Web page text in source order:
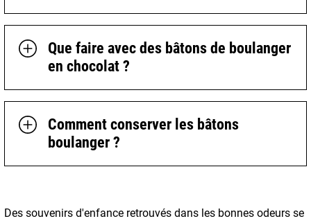
Que faire avec des bâtons de boulanger
en chocolat ?
Comment conserver les bâtons
boulanger ?
Des souvenirs d'enfance retrouvés dans les bonnes odeurs se